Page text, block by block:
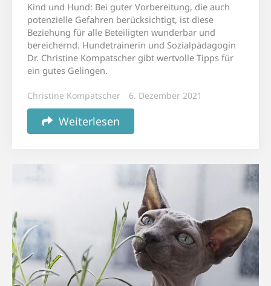
Kind und Hund: Bei guter Vorbereitung, die auch
potenzielle Gefahren berücksichtigt, ist diese
Beziehung für alle Beteiligten wunderbar und
bereichernd. Hundetrainerin und Sozialpädagogin
Dr. Christine Kompatscher gibt wertvolle Tipps für
ein gutes Gelingen.
Christine Kompatscher 6. Dezember 2021
Weiterlesen